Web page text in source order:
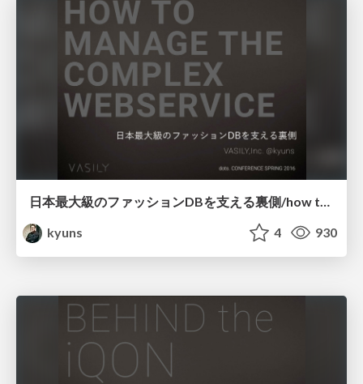
日本最大級のファッションDBを支える裏側/how to manage the complex web service
kyuns
4 930